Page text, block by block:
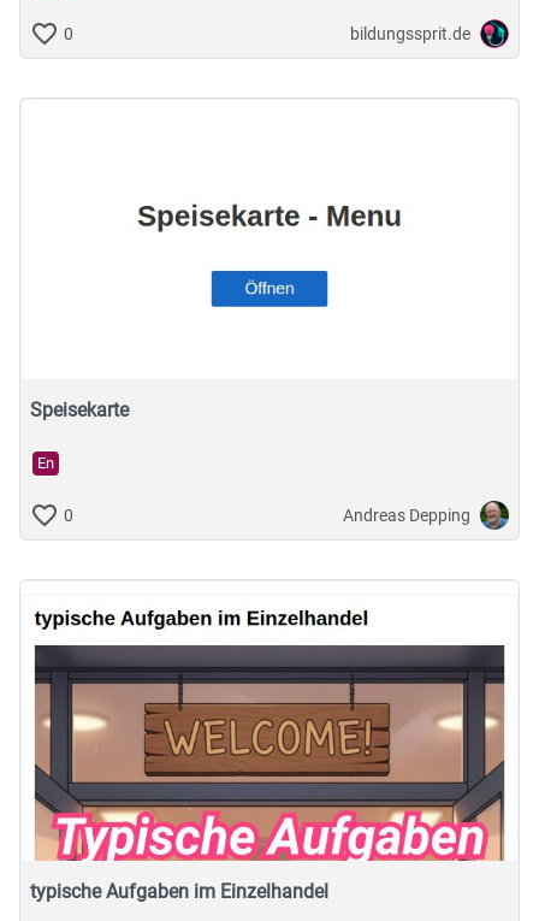
0 bildungssprit.de
Speisekarte
En
0 Andreas Depping
typische Aufgaben im Einzelhandel